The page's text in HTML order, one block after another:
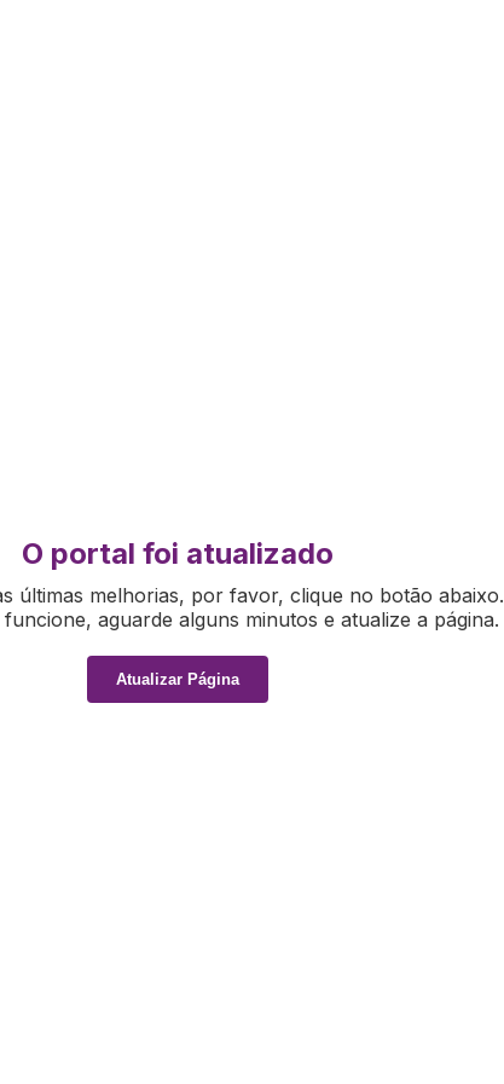
O portal foi atualizado
últimas melhorias, por favor, clique no botão abaixo.
aguarde alguns minutos e atualize a página.
Atualizar Página